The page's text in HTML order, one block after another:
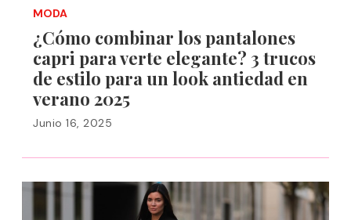
MODA
¿Cómo combinar los pantalones
capri para verte elegante? 3 trucos
de estilo para un look antiedad en
verano 2025
Junio 16, 2025